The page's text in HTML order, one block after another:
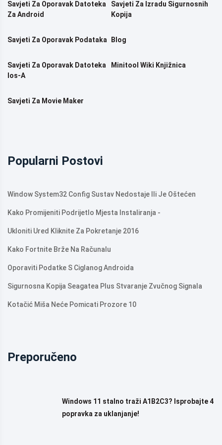
Savjeti Za Oporavak Datoteka
Za Android
Savjeti Za Izradu Sigurnosnih
Kopija
Savjeti Za Oporavak Podataka Blog
Savjeti Za Oporavak Datoteka
Ios-A
Minitool Wiki Knjižnica
Savjeti Za Movie Maker
Popularni Postovi
Window System32 Config Sustav Nedostaje Ili Je Oštećen
Kako Promijeniti Podrijetlo Mjesta Instaliranja -
Ukloniti Ured Kliknite Za Pokretanje 2016
Kako Fortnite Brže Na Računalu
Oporaviti Podatke S Ciglanog Androida
Sigurnosna Kopija Seagatea Plus Stvaranje Zvučnog Signala
Kotačić Miša Neće Pomicati Prozore 10
Preporučeno
Windows 11 stalno traži A1B2C3? Isprobajte 4
popravka za uklanjanje!